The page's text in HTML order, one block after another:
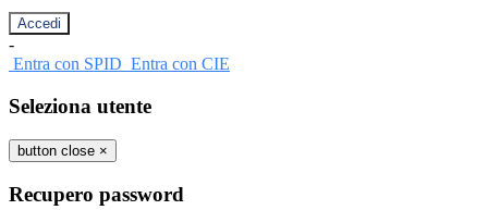
-
Entra con SPID Entra con CIE
Seleziona utente
button close ×
Recupero password